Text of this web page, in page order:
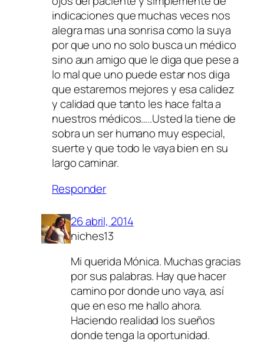
indicaciones que muchas veces nos
alegra mas una sonrisa como la suya
por que uno no solo busca un médico
sino aun amigo que le diga que pese a
lo mal que uno puede estar nos diga
que estaremos mejores y esa calidez
y calidad que tanto les hace falta a
nuestros médicos…..Usted la tiene de
sobra un ser humano muy especial,
suerte y que todo le vaya bien en su
largo caminar.
Responder
26 abril, 2014
niches13
Mi querida Mónica. Muchas gracias
por sus palabras. Hay que hacer
camino por donde uno vaya, así
que en eso me hallo ahora.
Haciendo realidad los sueños
donde tenga la oportunidad.